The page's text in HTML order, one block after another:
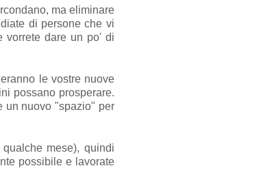
ma eliminare
di persone che vi
vorrete dare un po' di
le vostre nuove
possano prosperare.
un nuovo "spazio" per
mese), quindi
possibile e lavorate